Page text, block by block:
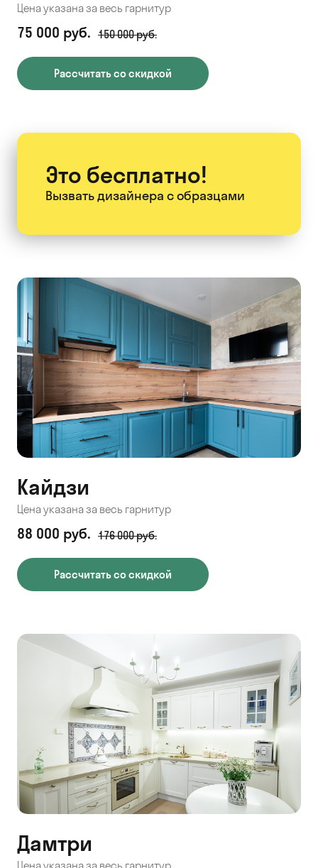
Цена указана за весь гарнитур
75 000 руб. 150 000 руб.
Рассчитать со скидкой
Это бесплатно!
Вызвать дизайнера с образцами
Кайдзи
Цена указана за весь гарнитур
88 000 руб. 176 000 руб.
Рассчитать со скидкой
Дамтри